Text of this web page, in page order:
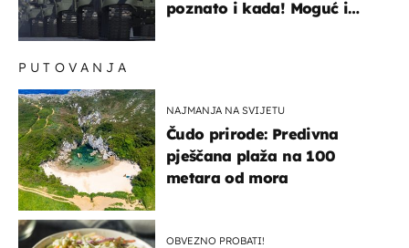
poznato i kada! Moguć i
PUTOVANJA
NAJMANJA NA SVIJETU
Čudo prirode: Predivna
pješčana plaža na 100
metara od mora
OBVEZNO PROBATI!